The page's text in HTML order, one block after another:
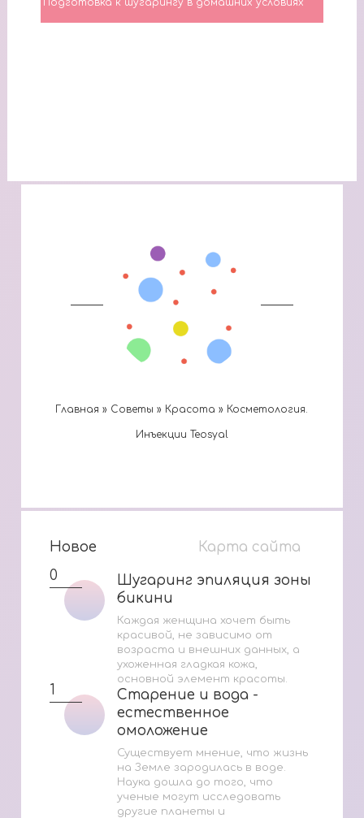
Главная » Cоветы » Красота » Косметология.
Инъекции Teosyal
Новое
Карта сайта
0
Шугаринг эпиляция зоны
бикини
Шугаринг эпиляция зоны
бикини
Каждая женщина хочет быть
красивой, не зависимо от
возраста и внешних данных, а
ухоженная гладкая кожа,
основной элемент красоты.
1
Старение и вода -
естественное
омоложение
Старение и вода -
естественное
омоложение
Существует мнение, что жизнь
на Земле зародилась в воде.
Наука дошла до того, что
ученые могут исследовать
другие планеты и